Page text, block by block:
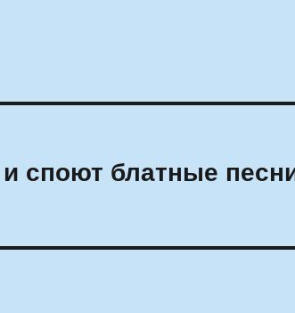
споют блатные